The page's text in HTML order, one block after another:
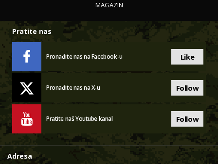
MAGAZIN
Pratite nas
Pronađite nas na Facebook-u Like
Pronađite nas na X-u Follow
Pratite naš Youtube kanal Follow
Adresa